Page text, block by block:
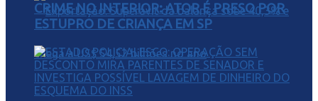
CRIME NO INTERIOR: ATOR É PRESO POR
ESTUPRO DE CRIANÇA EM SP